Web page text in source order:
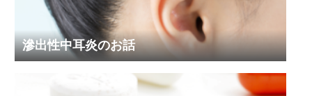
滲出性中耳炎のお話